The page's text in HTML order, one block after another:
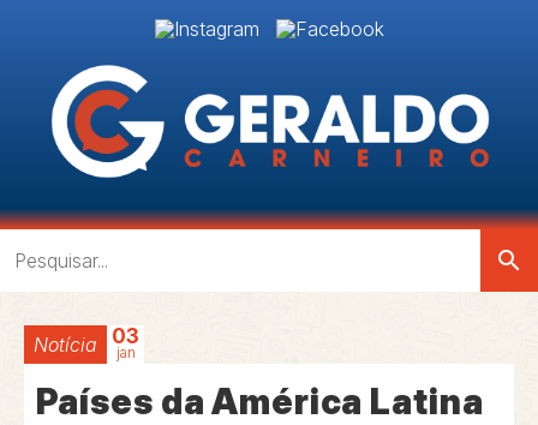
search
Notícia 03
jan
Países da América Latina